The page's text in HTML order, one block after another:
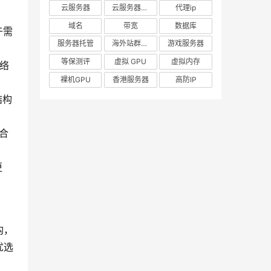
需
选
云服务器 云服务器出租
代理ip
域名
带宽
数据库
服务器托管
海外站群服务器
游戏服务器
等保测评
虚拟 GPU
虚拟内存
裸机GPU
香港服务器 高防IP